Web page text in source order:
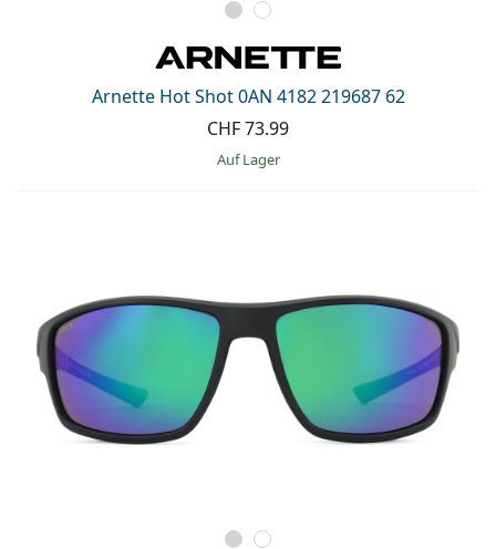
Arnette Hot Shot 0AN 4182 219687 62
CHF 73.99
auf Lager